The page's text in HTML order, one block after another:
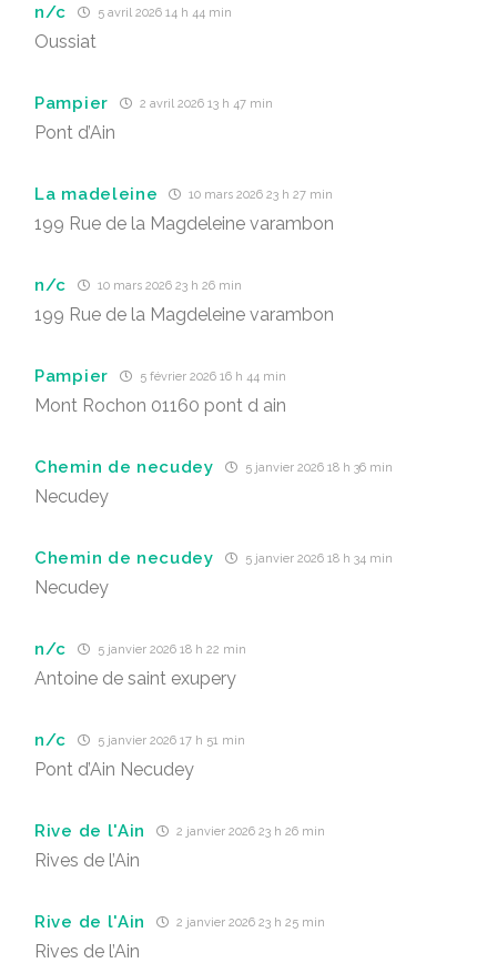
n/c 5 avril 2026 14 h 44 min
Oussiat
Pampier 2 avril 2026 13 h 47 min
Pont d’Ain
La madeleine 10 mars 2026 23 h 27 min
199 Rue de la Magdeleine varambon
n/c 10 mars 2026 23 h 26 min
199 Rue de la Magdeleine varambon
Pampier 5 février 2026 16 h 44 min
Mont Rochon 01160 pont d ain
Chemin de necudey 5 janvier 2026 18 h 36 min
Necudey
Chemin de necudey 5 janvier 2026 18 h 34 min
Necudey
n/c 5 janvier 2026 18 h 22 min
Antoine de saint exupery
n/c 5 janvier 2026 17 h 51 min
Pont d’Ain Necudey
Rive de l'Ain 2 janvier 2026 23 h 26 min
Rives de l’Ain
Rive de l'Ain 2 janvier 2026 23 h 25 min
Rives de l’Ain